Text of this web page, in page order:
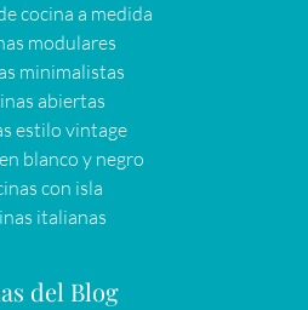
cocina a medida
modulares
minimalistas
abiertas
estilo vintage
blanco y negro
con isla
italianas
del Blog